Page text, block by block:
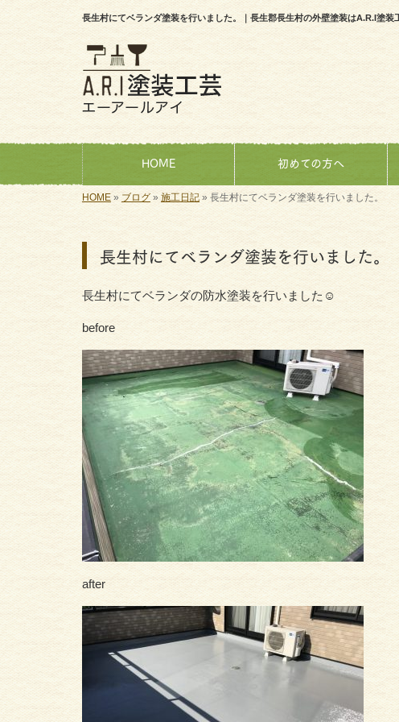
長生村にてベランダ塗装を行いました。｜長生郡長生村の外壁塗装はA.R.I塗装
HOME 初めての方へ
HOME » ブログ» 施工日記 » 長生村にてベランダ塗装を行いました。
長生村にてベランダ塗装を行いました。
長生村にてベランダの防水塗装を行いました☺︎
before
after